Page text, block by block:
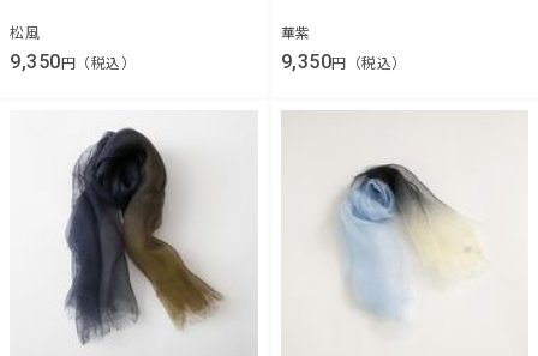
松風
9,350 円（税込）
華紫
9,350円（税込）